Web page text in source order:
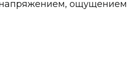
напряжением, ощущением